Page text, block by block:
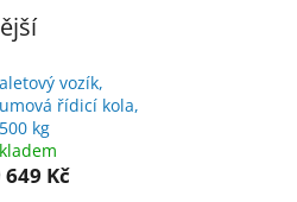
vozík,
řídicí kola,
kg
649 Kč